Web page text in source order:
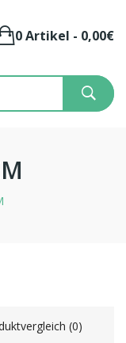
0 Artikel - 0,00€
(0)